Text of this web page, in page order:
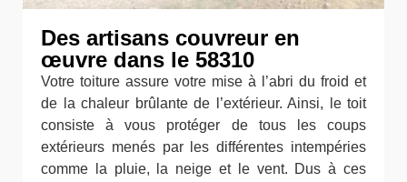
Des artisans couvreur en
œuvre dans le 58310
Votre toiture assure votre mise à l’abri du froid et
de la chaleur brûlante de l’extérieur. Ainsi, le toit
consiste à vous protéger de tous les coups
extérieurs menés par les différentes intempéries
comme la pluie, la neige et le vent. Dus à ces